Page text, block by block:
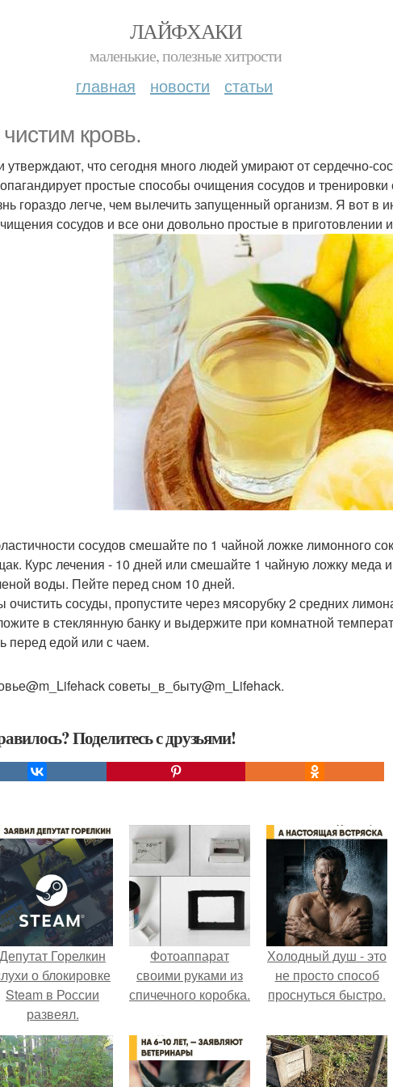
ЛАЙФХАКИ
маленькие, полезные хитрости
главная новости статьи
кровь.
утверждают, что сегодня много людей умирают от сердечно-
простые способы очищения сосудов и
гораздо легче, чем вылечить запущенный организм. Я вот в
сосудов и все они довольно простые в приготовлении
сосудов смешайте по 1 чайной ложке лимонного
Курс лечения - 10 дней или смешайте 1 чайную ложку меда
воды. Пейте перед сном 10 дней.
очистить сосуды, пропустите через мясорубку 2 средних
в стеклянную банку и выдержите при комнатной
перед едой или с чаем.
советы_в_быту@m_Lifehack.
Поделитесь с друзьями!
Депутат Горелкин
о блокировке
Steam в России
развеял.
Фотоаппарат
своими руками из
спичечного коробка.
Холодный душ - это
не просто способ
проснуться быстро.